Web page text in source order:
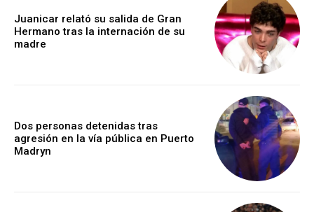
Juanicar relató su salida de Gran
Hermano tras la internación de su
madre
Dos personas detenidas tras
agresión en la vía pública en Puerto
Madryn